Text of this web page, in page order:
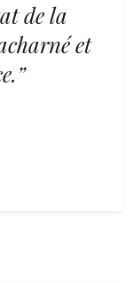
de la
et